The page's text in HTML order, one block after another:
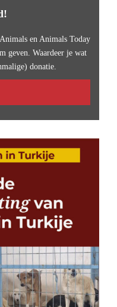
en Animals Today
geven. Waardeer je wat
donatie.